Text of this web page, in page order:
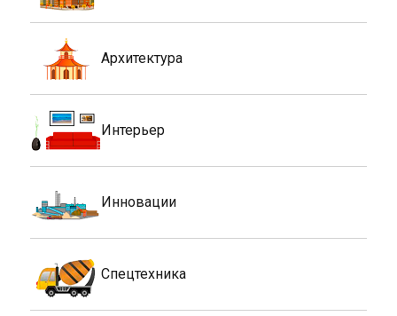
Архитектура
Интерьер
Инновации
Спецтехника